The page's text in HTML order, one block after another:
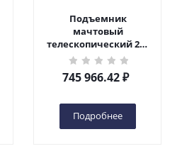
Подъемник
мачтовый
телескопический 200
кг 10 м TOR GTWY10-
200S DC 2-мачтовый
(автономный) (N) в
745 966.42₽
Подробнее